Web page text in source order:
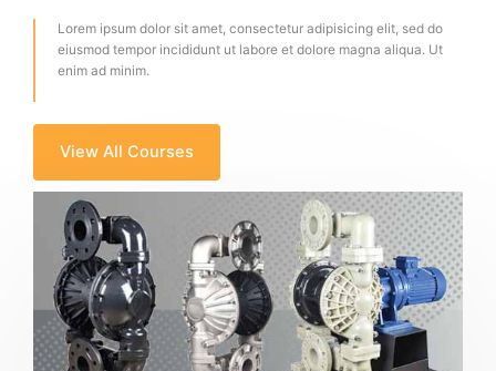
Lorem ipsum dolor sit amet, consectetur adipisicing elit, sed do
eiusmod tempor incididunt ut labore et dolore magna aliqua. Ut
enim ad minim.
View All Courses